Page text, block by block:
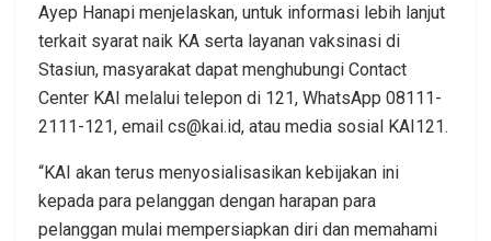
Ayep Hanapi menjelaskan, untuk informasi lebih lanjut
terkait syarat naik KA serta layanan vaksinasi di
Stasiun, masyarakat dapat menghubungi Contact
Center KAI melalui telepon di 121, WhatsApp 08111-
2111-121, email cs@kai.id, atau media sosial KAI121.
“KAI akan terus menyosialisasikan kebijakan ini
kepada para pelanggan dengan harapan para
pelanggan mulai mempersiapkan diri dan memahami